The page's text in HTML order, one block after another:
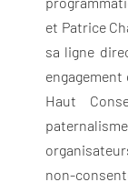
et Patrice
sa ligne
engagement
Haut
non-